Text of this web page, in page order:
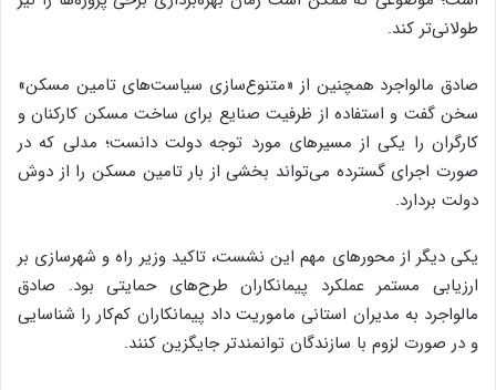
طولانی‌تر کند.
صادق مالواجرد همچنین از «متنوع‌سازی سیاست‌های تامین مسکن»
سخن گفت و استفاده از ظرفیت صنایع برای ساخت مسکن کارکنان و
کارگران را یکی از مسیر‌های مورد توجه دولت دانست؛ مدلی که در
صورت اجرای گسترده می‌تواند بخشی از بار تامین مسکن را از دوش
دولت بردارد.
یکی دیگر از محور‌های مهم این نشست، تاکید وزیر راه و شهرسازی بر
ارزیابی مستمر عملکرد پیمانکاران طرح‌های حمایتی بود. صادق
مالواجرد به مدیران استانی ماموریت داد پیمانکاران کم‌کار را شناسایی
و در صورت لزوم با سازندگان توانمندتر جایگزین کنند.